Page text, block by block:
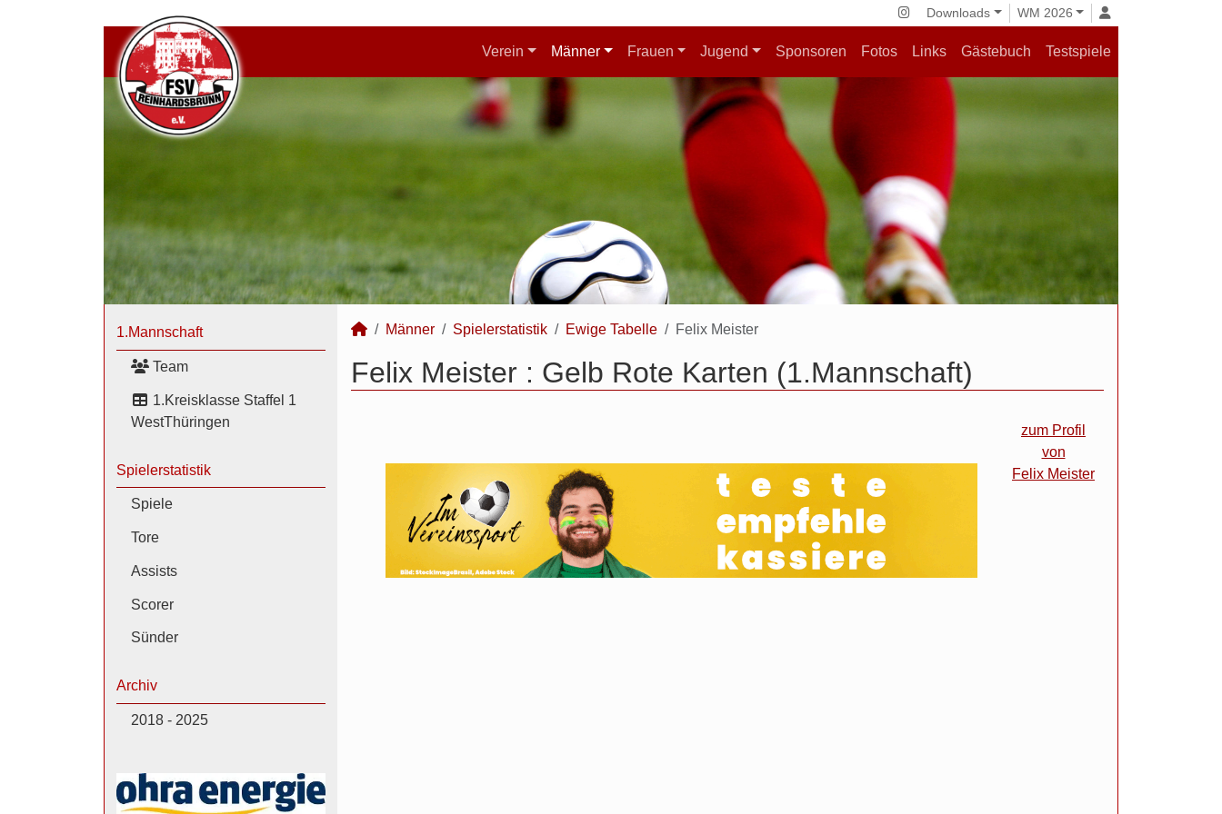
Downloads WM 2026
Verein Männer Frauen Jugend Sponsoren Fotos Links Gästebuch Testspiele
1.Mannschaft
Team
1.Kreisklasse Staffel 1
WestThüringen
Spielerstatistik
Spiele
Tore
Assists
Scorer
Sünder
Archiv
2018 - 2025
Männer Spielerstatistik Ewige Tabelle Felix Meister
Felix Meister : Gelb Rote Karten (1.Mannschaft)
zum Profil
von
Felix Meister